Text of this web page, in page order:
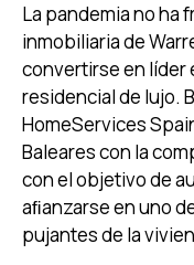
La pandemia no ha
inmobiliaria de
convertirse en líder
residencial de lujo.
HomeServices
Baleares con la
con el objetivo de
aﬁanzarse en uno
pujantes de la